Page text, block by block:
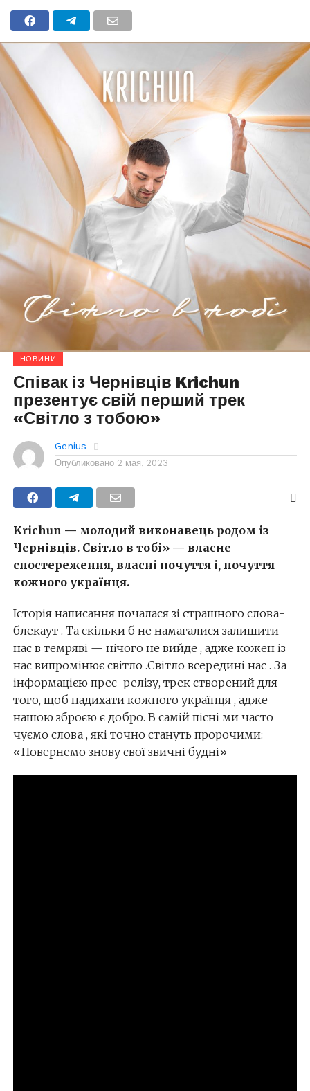
НОВИНИ
Співак із Чернівців Krichun
презентує свій перший трек
«Світло з тобою»
Genius
Опубликовано 2 мая, 2023
Krichun — молодий виконавець родом із
Чернівців. Світло в тобі» — власне
спостереження, власні почуття і, почуття
кожного українця.
Історія написання почалася зі страшного слова-
блекаут . Та скільки б не намагалися залишити
нас в темряві — нічого не вийде , адже кожен із
нас випромінює світло .Світло всередині нас . За
інформацією прес-релізу, трек створений для
того, щоб надихати кожного українця , адже
нашою зброєю є добро. В самій пісні ми часто
чуємо слова , які точно стануть пророчими:
«Повернемо знову свої звичні будні»